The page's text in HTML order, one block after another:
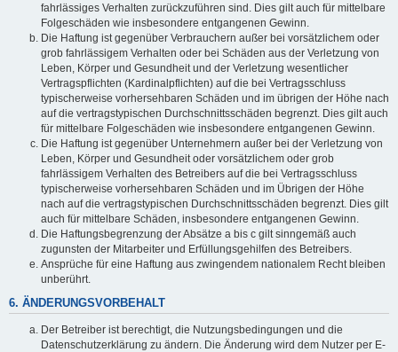
fahrlässiges Verhalten zurückzuführen sind. Dies gilt auch für mittelbare
Folgeschäden wie insbesondere entgangenen Gewinn.
Die Haftung ist gegenüber Verbrauchern außer bei vorsätzlichem oder
grob fahrlässigem Verhalten oder bei Schäden aus der Verletzung von
Leben, Körper und Gesundheit und der Verletzung wesentlicher
Vertragspflichten (Kardinalpflichten) auf die bei Vertragsschluss
typischerweise vorhersehbaren Schäden und im übrigen der Höhe nach
auf die vertragstypischen Durchschnittsschäden begrenzt. Dies gilt auch
für mittelbare Folgeschäden wie insbesondere entgangenen Gewinn.
Die Haftung ist gegenüber Unternehmern außer bei der Verletzung von
Leben, Körper und Gesundheit oder vorsätzlichem oder grob
fahrlässigem Verhalten des Betreibers auf die bei Vertragsschluss
typischerweise vorhersehbaren Schäden und im Übrigen der Höhe
nach auf die vertragstypischen Durchschnittsschäden begrenzt. Dies gilt
auch für mittelbare Schäden, insbesondere entgangenen Gewinn.
Die Haftungsbegrenzung der Absätze a bis c gilt sinngemäß auch
zugunsten der Mitarbeiter und Erfüllungsgehilfen des Betreibers.
Ansprüche für eine Haftung aus zwingendem nationalem Recht bleiben
unberührt.
6. ÄNDERUNGSVORBEHALT
Der Betreiber ist berechtigt, die Nutzungsbedingungen und die
Datenschutzerklärung zu ändern. Die Änderung wird dem Nutzer per E-